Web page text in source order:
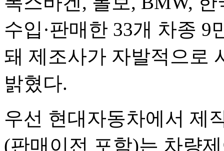
수입·판매한 33개 차종 9
돼 제조사가 자발적으로
밝혔다.
우선 현대자동차에서 제
(판매이전 포함)는 차량